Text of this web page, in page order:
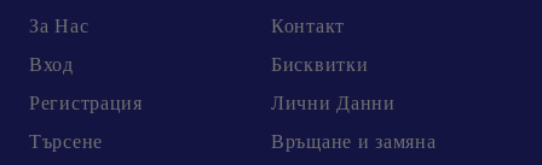
За Нас
Вход
Регистрация
Търсене
Контакт
Бисквитки
Лични Данни
Връщане и замяна